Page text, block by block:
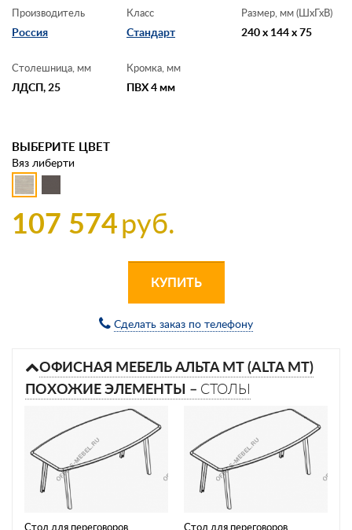
Производитель
Россия
Класс
Стандарт
Размер, мм (ШхГхВ)
240 x 144 x 75
Столешница, мм
ЛДСП, 25
Кромка, мм
ПВХ 4 мм
ВЫБЕРИТЕ ЦВЕТ
Вяз либерти
107 574руб.
КУПИТЬ
Сделать заказ по телефону
ОФИСНАЯ МЕБЕЛЬ АЛЬТА МТ (ALTA MT)
ПОХОЖИЕ ЭЛЕМЕНТЫ – СТОЛЫ
Стол для переговоров
Стол для переговоров